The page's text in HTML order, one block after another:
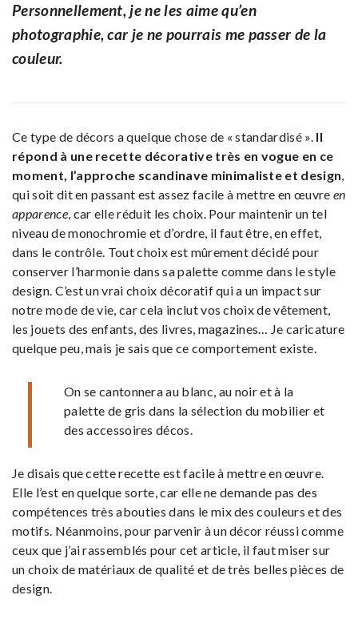
Personnellement, je ne les aime qu’en
photographie, car je ne pourrais me passer de la
couleur.
Ce type de décors a quelque chose de « standardisé ». Il
répond à une recette décorative très en vogue en ce
moment, l’approche scandinave minimaliste et design,
qui soit dit en passant est assez facile à mettre en œuvre en
apparence, car elle réduit les choix. Pour maintenir un tel
niveau de monochromie et d’ordre, il faut être, en effet,
dans le contrôle. Tout choix est mûrement décidé pour
conserver l’harmonie dans sa palette comme dans le style
design. C’est un vrai choix décoratif qui a un impact sur
notre mode de vie, car cela inclut vos choix de vêtement,
les jouets des enfants, des livres, magazines… Je caricature
quelque peu, mais je sais que ce comportement existe.
On se cantonnera au blanc, au noir et à la
palette de gris dans la sélection du mobilier et
des accessoires décos.
Je disais que cette recette est facile à mettre en œuvre.
Elle l’est en quelque sorte, car elle ne demande pas des
compétences très abouties dans le mix des couleurs et des
motifs. Néanmoins, pour parvenir à un décor réussi comme
ceux que j’ai rassemblés pour cet article, il faut miser sur
un choix de matériaux de qualité et de très belles pièces de
design.